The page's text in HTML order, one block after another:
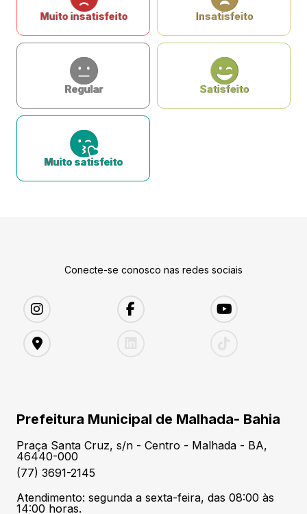
Muito insatisfeito Insatisfeito
Regular Satisfeito
Muito satisfeito
Conecte-se conosco nas redes sociais
Prefeitura Municipal de Malhada- Bahia
Praça Santa Cruz, s/n - Centro - Malhada - BA,
46440-000
(77) 3691-2145
Atendimento: segunda a sexta-feira, das 08:00 às
14:00 horas.